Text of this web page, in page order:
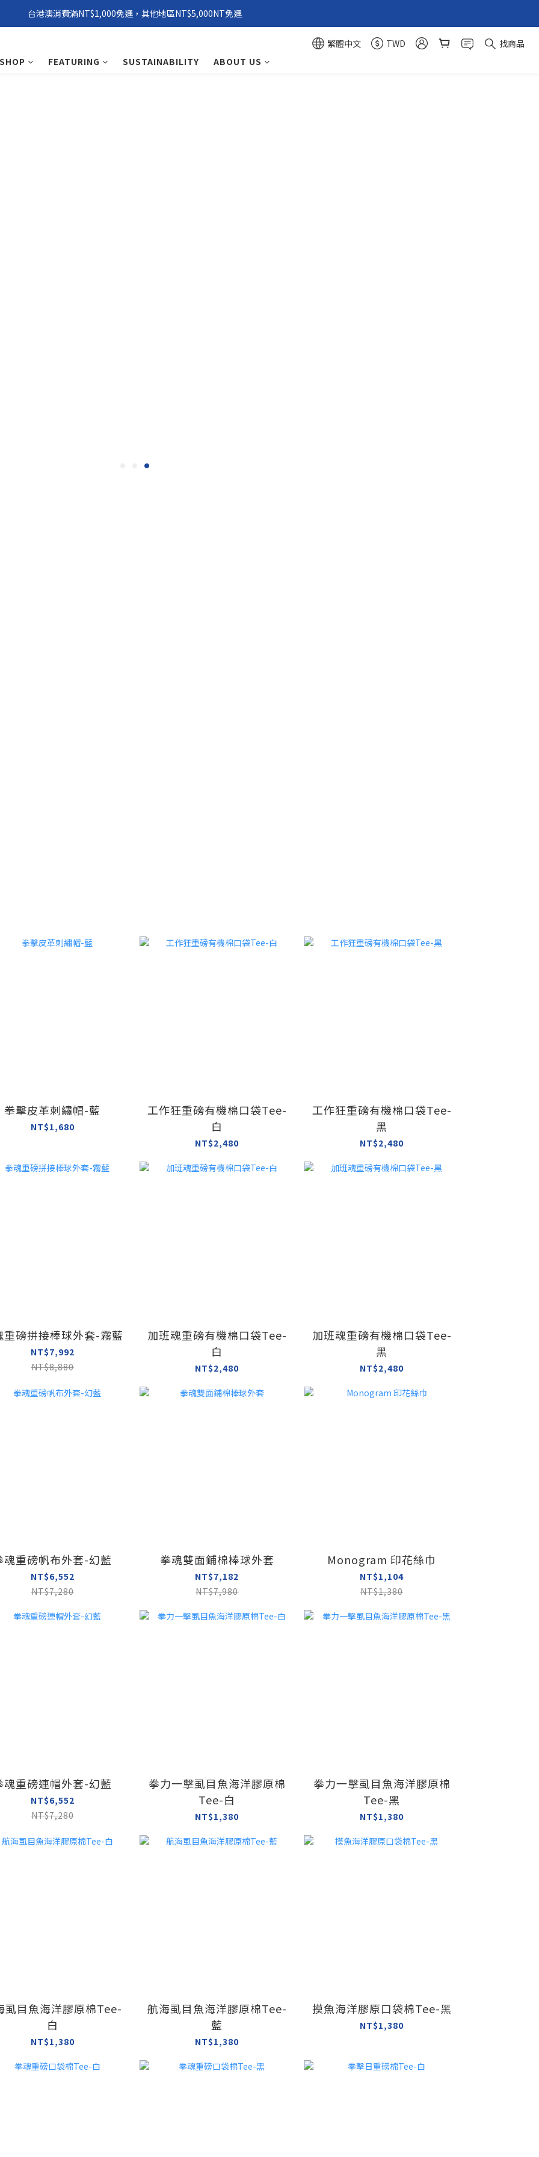
環保永續「 Windxield Leather」 擋風玻璃PVB皮革
台港澳消費滿NT$1,000免運，其他地區NT$5,000NT免運
繁體中文 TWD
找商品
SHOP
FEATURING SUSTAINABILITY ABOUT US
拳擊皮革刺繡帽-藍
NT$1,680
工作狂重磅有機棉口袋Tee-
白
NT$2,480
工作狂重磅有機棉口袋Tee-
黑
NT$2,480
重磅拼接棒球外套-霧藍
NT$7,992
NT$8,880
加班魂重磅有機棉口袋Tee-
白
NT$2,480
加班魂重磅有機棉口袋Tee-
黑
NT$2,480
魂重磅帆布外套-幻藍
NT$6,552
NT$7,280
拳魂雙面鋪棉棒球外套
NT$7,182
NT$7,980
Monogram 印花絲巾
NT$1,104
NT$1,380
魂重磅連帽外套-幻藍
NT$6,552
NT$7,280
拳力一擊虱目魚海洋膠原棉
Tee-白
NT$1,380
拳力一擊虱目魚海洋膠原棉
Tee-黑
NT$1,380
虱目魚海洋膠原棉Tee-
白
NT$1,380
航海虱目魚海洋膠原棉Tee-
藍
NT$1,380
摸魚海洋膠原口袋棉Tee-黑
NT$1,380